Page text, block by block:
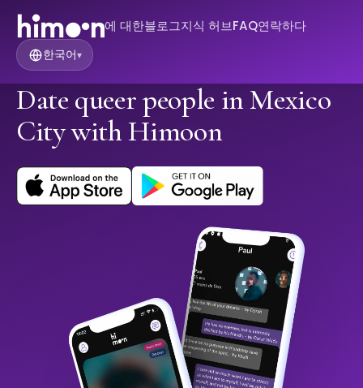
에 대한블로그지식 허브FAQ연락하다
한국어▾
Date queer people in Mexico
City with Himoon